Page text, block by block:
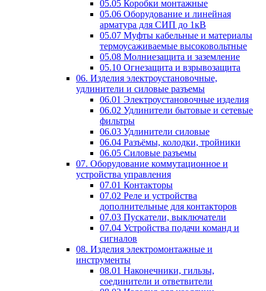
05.05 Коробки монтажные
05.06 Оборудование и линейная
арматура для СИП до 1кВ
05.07 Муфты кабельные и материалы
термоусаживаемые высоковольтные
05.08 Молниезащита и заземление
05.10 Огнезащита и взрывозащита
06. Изделия электроустановочные,
удлинители и силовые разъемы
06.01 Электроустановочные изделия
06.02 Удлинители бытовые и сетевые
фильтры
06.03 Удлинители силовые
06.04 Разъёмы, колодки, тройники
06.05 Силовые разъемы
07. Оборудование коммутационное и
устройства управления
07.01 Контакторы
07.02 Реле и устройства
дополнительные для контакторов
07.03 Пускатели, выключатели
07.04 Устройства подачи команд и
сигналов
08. Изделия электромонтажные и
инструменты
08.01 Наконечники, гильзы,
соединители и ответвители